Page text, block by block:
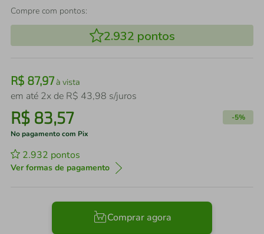
Compre com pontos:
2.932 pontos
R$ 87,97à vista
em até 2x de R$ 43,98 s/juros
R$ 83,57 -5%
No pagamento com Pix
2.932 pontos
Ver formas de pagamento
Comprar agora